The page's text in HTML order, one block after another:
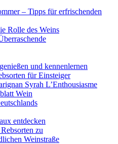
– Tipps für erfrischenden
Rolle des Weins
und kennenlernen
für Einsteiger
Syrah L’Enthousiasme
Wein
entdecken
zu
Weinstraße